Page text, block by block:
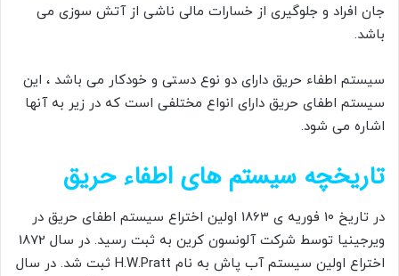
جان افراد و جلوگیری از خسارات مالی ناشی از آتش سوزی می
باشد.
سیستم اطفاء حریق دارای دو نوع دستی و خودکار می باشد ، این
سیستم اطفای حریق دارای انواع مختلفی است که در زیر به آنها
اشاره می شود.
تاریخچه سیستم های اطفاء حریق
در تاریخ 10 فوریه ی 1863 اولین اختراع سیستم اطفای حریق در
ویرجینیا توسط شرکت آلونسون کرین به ثبت رسید. در سال 1872
اختراع اولین سیستم آب پاش به نام H.W.Pratt ثبت شد. در سال